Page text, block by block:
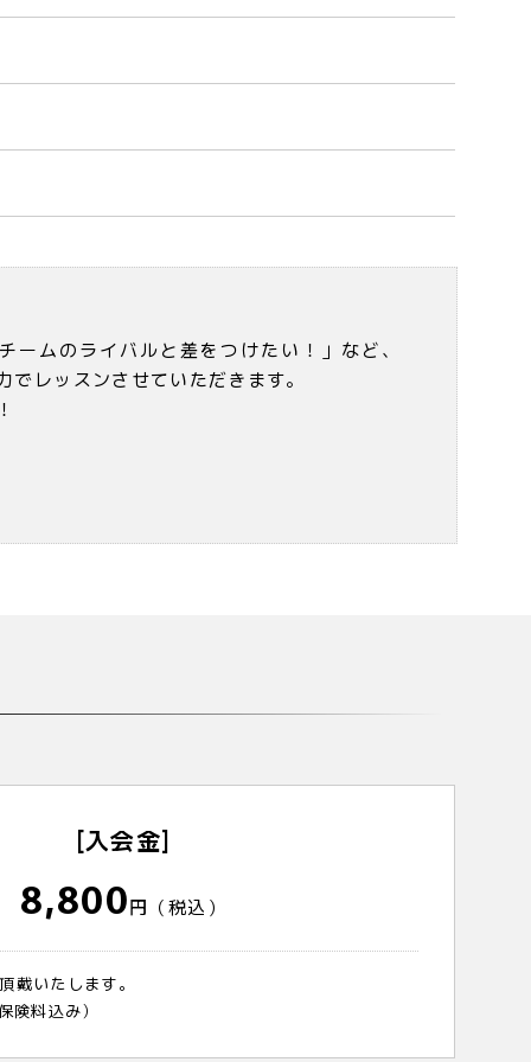
ームのライバルと差をつけたい！」など、
レッスンさせていただきます。
[入会金]
8,800円（税込）
戴いたします。
料込み）